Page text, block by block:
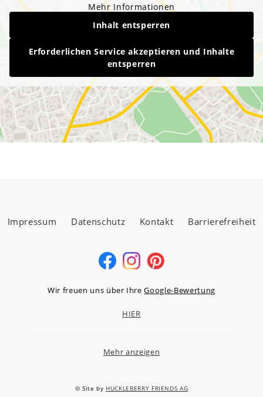
Mehr Informationen
Inhalt entsperren
Erforderlichen Service akzeptieren und Inhalte
entsperren
Impressum Datenschutz Kontakt Barrierefreiheit
Wir freuen uns über IhreGoogle-Bewertung
HIER
Niederstedter Weg 13A – 17, 61348 Bad Homburg v.d.H.
Mehr anzeigen
© Site by HUCKLEBERRY FRIENDS AG